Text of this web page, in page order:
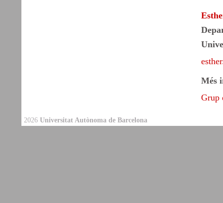
Més
Grup
2026 Universitat Autònoma de Barcelona